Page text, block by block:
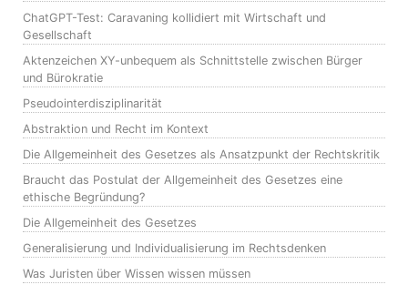
ChatGPT-Test: Caravaning kollidiert mit Wirtschaft und
Gesellschaft
Aktenzeichen XY-unbequem als Schnittstelle zwischen Bürger
und Bürokratie
Pseudointerdisziplinarität
Abstraktion und Recht im Kontext
Die Allgemeinheit des Gesetzes als Ansatzpunkt der Rechtskritik
Braucht das Postulat der Allgemeinheit des Gesetzes eine
ethische Begründung?
Die Allgemeinheit des Gesetzes
Generalisierung und Individualisierung im Rechtsdenken
Was Juristen über Wissen wissen müssen